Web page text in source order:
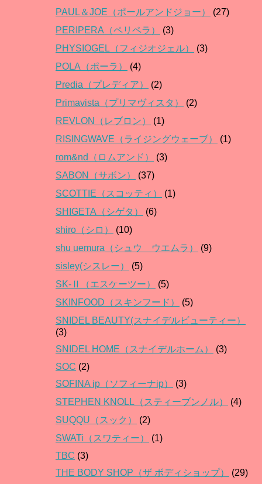
PAUL＆JOE（ポールアンドジョー）
(27)
PERIPERA（ペリペラ）
(3)
PHYSIOGEL（フィジオジェル）
(3)
POLA（ポーラ）
(4)
Predia（プレディア）
(2)
Primavista（プリマヴィスタ）
(2)
REVLON（レブロン）
(1)
RISINGWAVE（ライジングウェーブ）
(1)
rom&nd（ロムアンド）
(3)
SABON（サボン）
(37)
SCOTTIE（スコッティ）
(1)
SHIGETA（シゲタ）
(6)
shiro（シロ）
(10)
shu uemura（シュウ ウエムラ）
(9)
sisley(シスレー）
(5)
SK-Ⅱ（エスケーツー）
(5)
SKINFOOD（スキンフード）
(5)
SNIDEL BEAUTY(スナイデルビューティー）
(3)
SNIDEL HOME（スナイデルホーム）
(3)
SOC (2)
SOFINA ip（ソフィーナip）
(3)
STEPHEN KNOLL（スティーブンノル）
(4)
SUQQU（スック）
(2)
SWATi（スワティー）
(1)
TBC (3)
THE BODY SHOP（ザ ボディショップ）
(29)